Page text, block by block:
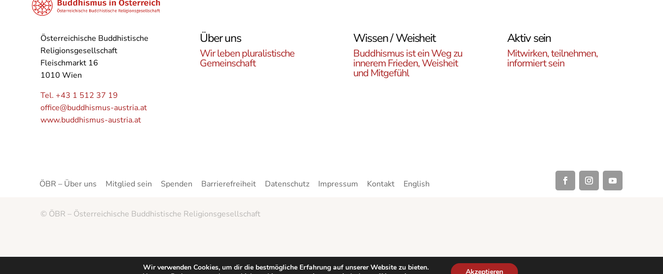
Österreichische Buddhistische
Religionsgesellschaft
Fleischmarkt 16
1010 Wien
Tel. +43 1 512 37 19
office@buddhismus-austria.at
www.buddhismus-austria.at
Über uns
Wir leben pluralistische
Gemeinschaft
Wissen / Weisheit
Buddhismus ist ein Weg zu
innerem Frieden, Weisheit
und Mitgefühl
Aktiv sein
Mitwirken, teilnehmen,
informiert sein
ÖBR – Über uns Mitglied sein Spenden Barrierefreiheit Datenschutz Impressum Kontakt English
© ÖBR – Österreichische Buddhistische Religionsgesellschaft
Wir verwenden Cookies, um dir die bestmögliche Erfahrung auf unserer Website zu bieten.
Akzeptieren